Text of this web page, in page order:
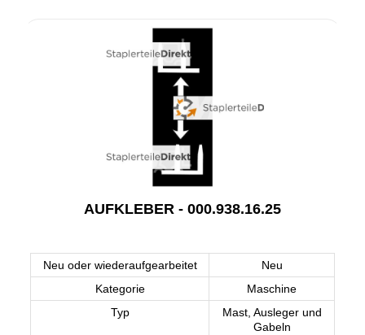
AUFKLEBER - 000.938.16.25
Neu oder wiederaufgearbeitet
Neu
Kategorie
Maschine
Typ
Mast, Ausleger und
Gabeln